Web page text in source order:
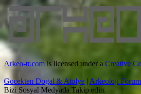
Arkeo-tr.comis licensed under a Creative
Gocekten Dogal & Atolye | Arkeoloji
Bizi Sosyal Medyada Takip edin.